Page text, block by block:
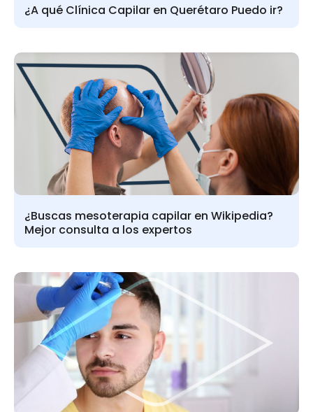
¿A qué Clínica Capilar en Querétaro Puedo ir?
¿Buscas mesoterapia capilar en Wikipedia?
Mejor consulta a los expertos